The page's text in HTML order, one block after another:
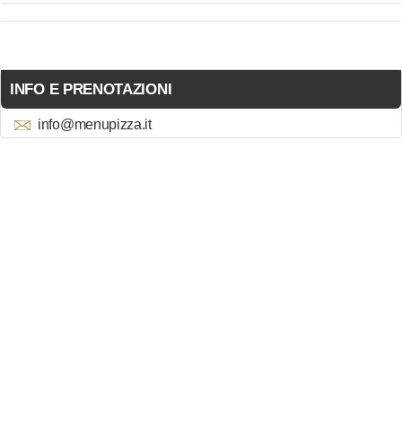
INFO E PRENOTAZIONI
info@menupizza.it